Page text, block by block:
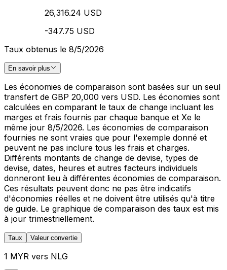
26,316.24 USD
-347.75 USD
Taux obtenus le 8/5/2026
En savoir plus
Les économies de comparaison sont basées sur un seul
transfert de GBP 20,000 vers USD. Les économies sont
calculées en comparant le taux de change incluant les
marges et frais fournis par chaque banque et Xe le
même jour 8/5/2026. Les économies de comparaison
fournies ne sont vraies que pour l'exemple donné et
peuvent ne pas inclure tous les frais et charges.
Différents montants de change de devise, types de
devise, dates, heures et autres facteurs individuels
donneront lieu à différentes économies de comparaison.
Ces résultats peuvent donc ne pas être indicatifs
d'économies réelles et ne doivent être utilisés qu'à titre
de guide. Le graphique de comparaison des taux est mis
à jour trimestriellement.
Taux Valeur convertie
1 MYR vers NLG